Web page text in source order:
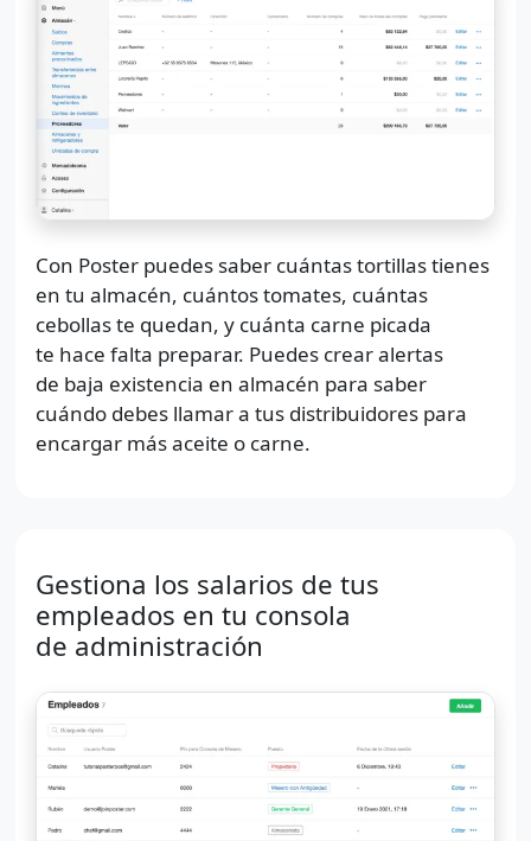
Con Poster puedes saber cuántas tortillas tienes
en tu almacén, cuántos tomates, cuántas
cebollas te quedan, y cuánta carne picada
te hace falta preparar. Puedes crear alertas
de baja existencia en almacén para saber
cuándo debes llamar a tus distribuidores para
encargar más aceite o carne.
Gestiona los salarios de tus
empleados en tu consola
de administración